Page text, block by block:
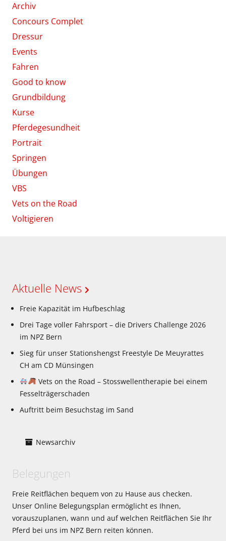
Archiv
Concours Complet
Dressur
Events
Fahren
Good to know
Grundbildung
Kurse
Pferdegesundheit
Portrait
Springen
Übungen
VBS
Vets on the Road
Voltigieren
Aktuelle News
Freie Kapazität im Hufbeschlag
Drei Tage voller Fahrsport – die Drivers Challenge 2026
im NPZ Bern
Sieg für unser Stationshengst Freestyle De Meuyrattes
CH am CD Münsingen
Vets on the Road – Stosswellentherapie bei einem
Fesselträgerschaden
Auftritt beim Besuchstag im Sand
Newsarchiv
Belegungen
Freie Reitflächen bequem von zu Hause aus checken.
Unser Online Belegungsplan ermöglicht es Ihnen,
vorauszuplanen, wann und auf welchen Reitflächen Sie Ihr
Pferd bei uns im NPZ Bern reiten können.